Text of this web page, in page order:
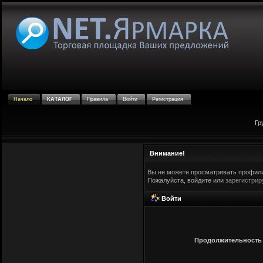
Начало КАТАЛОГ Правила Войти Регистрация
Внимание!
Вы не можете просматривать
Пожалуйста, войдите или
Войти